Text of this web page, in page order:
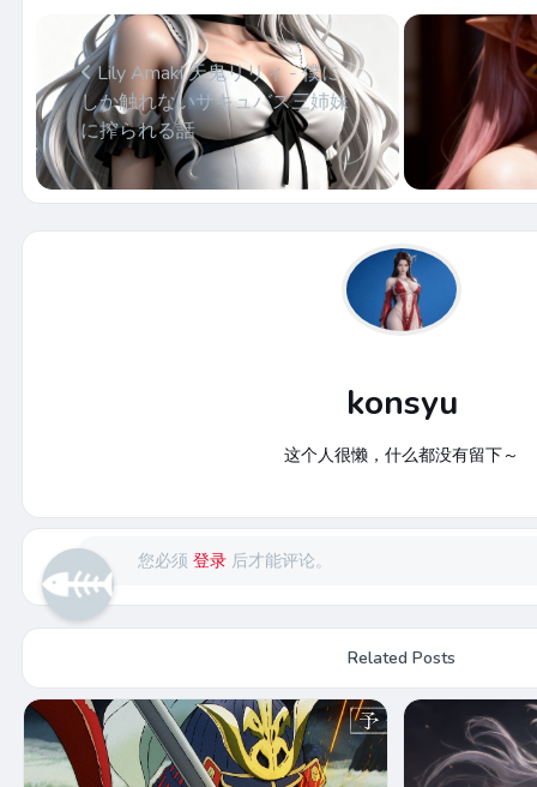
Lily Amaki 天鬼リリィ - 僕に
しか触れないサキュバス三姉妹
に搾られる話
konsyu
这个人很懒，什么都没有留下～
您必须登录 后才能评论。
Related Posts